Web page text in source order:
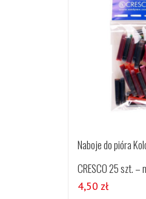
Naboje do pióra
CRESCO 25 szt. –
4,50 zł